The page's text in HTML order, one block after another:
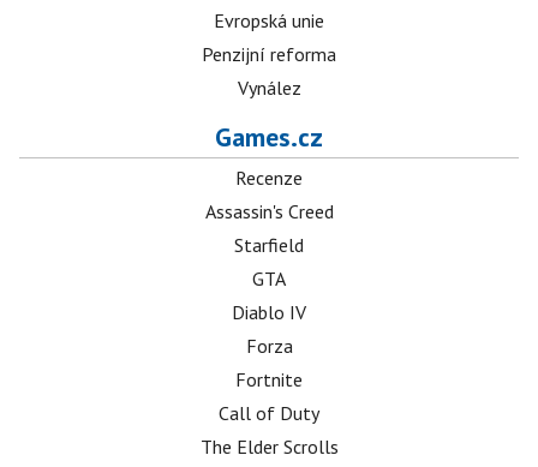
Evropská unie
Penzijní reforma
Vynález
Games.cz
Recenze
Assassin's Creed
Starfield
GTA
Diablo IV
Forza
Fortnite
Call of Duty
The Elder Scrolls